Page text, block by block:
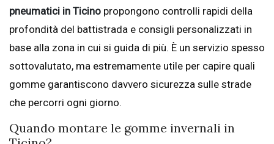
pneumatici in Ticino propongono controlli rapidi della
profondità del battistrada e consigli personalizzati in
base alla zona in cui si guida di più. È un servizio spesso
sottovalutato, ma estremamente utile per capire quali
gomme garantiscono davvero sicurezza sulle strade
che percorri ogni giorno.
Quando montare le gomme invernali in